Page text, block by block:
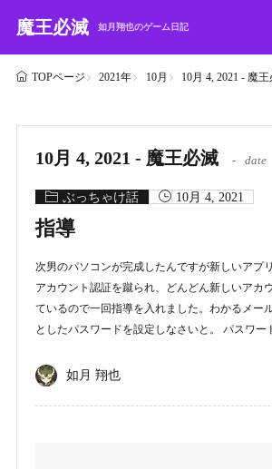
魔王必滅 如月翔也のゲーム日記
TOPページ 2021年 10月 10月 4, 2021 - 魔
10月 4, 2021 - 魔王必滅 date
ぶっちゃけ話 10月 4, 2021
指導
次男のパソコンが完成したんですが新しいアプ
アカウント認証を蹴られ、どんどん新しいアカ
ているので一回指導を入れました。わかるメー
としたパスワードを設定しなさいと。 パスワ
如月 翔也